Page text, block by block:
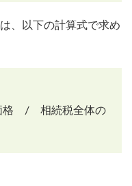
、以下の計算式で求め
格 / 相続税全体の